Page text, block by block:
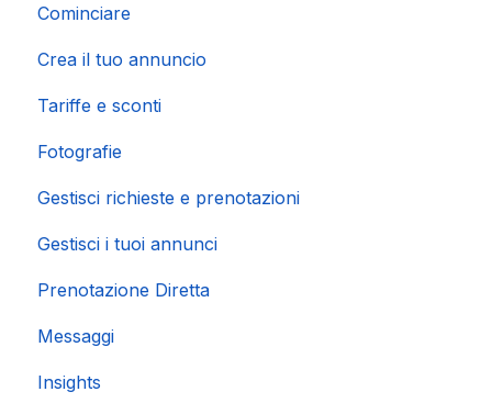
Cominciare
Crea il tuo annuncio
Tariffe e sconti
Fotografie
Gestisci richieste e prenotazioni
Gestisci i tuoi annunci
Prenotazione Diretta
Messaggi
Insights